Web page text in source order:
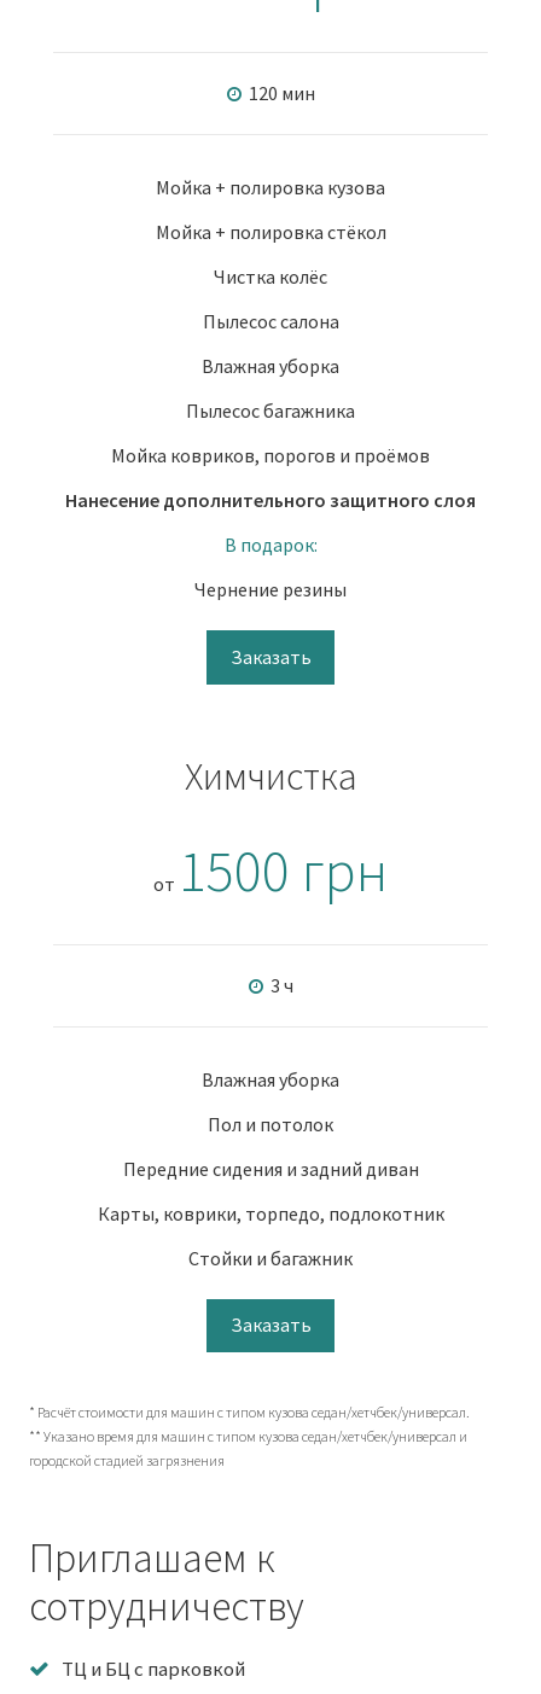
120 мин
Мойка + полировка кузова
Мойка + полировка стёкол
Чистка колёс
Пылесос салона
Влажная уборка
Пылесос багажника
Мойка ковриков, порогов и проёмов
Нанесение дополнительного защитного слоя
В подарок:
Чернение резины
Заказать
Химчистка
от 1500 грн
3 ч
Влажная уборка
Пол и потолок
Передние сидения и задний диван
Карты, коврики, торпедо, подлокотник
Стойки и багажник
Заказать
* Расчёт стоимости для машин с типом кузова седан/хетчбек/универсал.
** Указано время для машин с типом кузова седан/хетчбек/универсал и
городской стадией загрязнения
Приглашаем к
сотрудничеству
ТЦ и БЦ с парковкой